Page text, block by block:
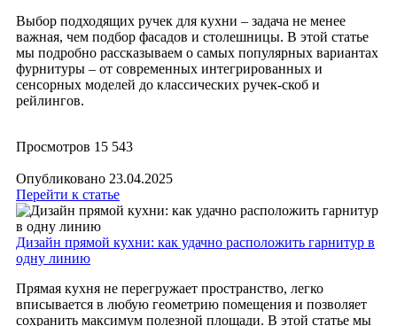
Выбор подходящих ручек для кухни – задача не менее
важная, чем подбор фасадов и столешницы. В этой статье
мы подробно рассказываем о самых популярных вариантах
фурнитуры – от современных интегрированных и
сенсорных моделей до классических ручек-скоб и
рейлингов.
Просмотров 15 543
Опубликовано 23.04.2025
Перейти к статье
​Дизайн прямой кухни: как удачно расположить гарнитур в
одну линию
Прямая кухня не перегружает пространство, легко
вписывается в любую геометрию помещения и позволяет
сохранить максимум полезной площади. В этой статье мы